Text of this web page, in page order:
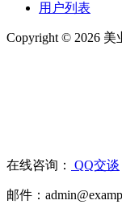
用户列表
Copyright © 2026
在线咨询： QQ交谈
邮件：